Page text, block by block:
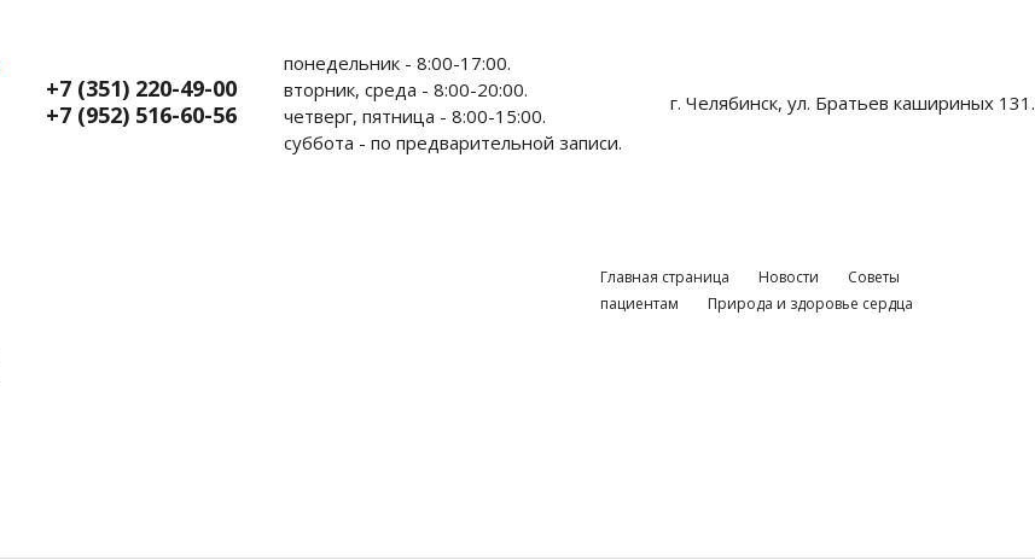
+7 (351) 220-49-00
+7 (952) 516-60-56
понедельник - 8:00-17:00.
вторник, среда - 8:00-20:00.
четверг, пятница - 8:00-15:00.
суббота - по предварительной записи.
г. Челябинск, ул. Братьев кашириных 131.
Главная страница Новости
Советы
пациентам
Природа и здоровье сердца